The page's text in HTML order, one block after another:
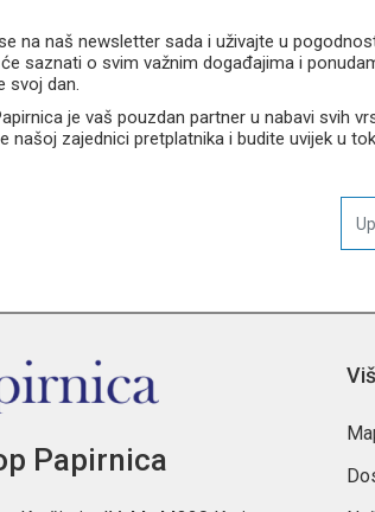
na naš newsletter sada i uživajte u
saznati o svim važnim događajima i
svoj dan.
je vaš pouzdan partner u nabavi svih
našoj zajednici pretplatnika i budite uvijek u
Papirnica